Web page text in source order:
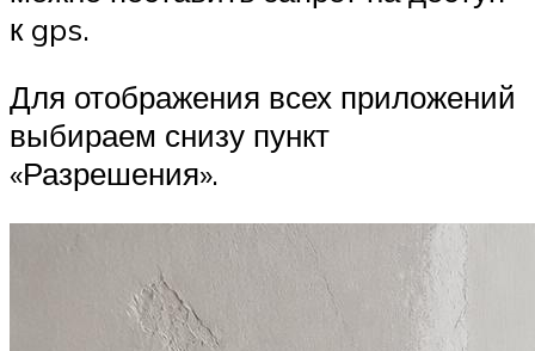
к gps.
Для отображения всех приложений
выбираем снизу пункт
«Разрешения».